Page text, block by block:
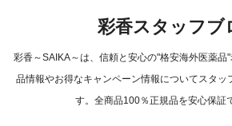
彩香スタッフブ
彩香～SAIKA～は、信頼と安心の"格安海外医薬品
品情報やお得なキャンペーン情報についてスタッ
す。全商品100％正規品を安心保証